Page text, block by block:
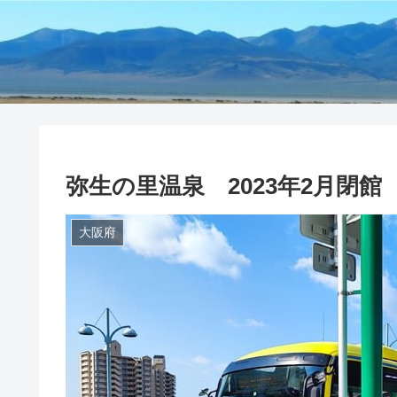
弥生の里温泉 2023年2月閉館
大阪府